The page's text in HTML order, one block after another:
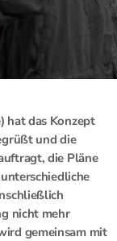
hat das Konzept
und die
die Pläne
nicht mehr
gemeinsam mit